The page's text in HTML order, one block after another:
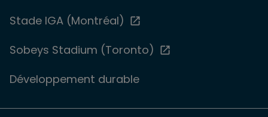
Stade IGA (Montréal)
Sobeys Stadium (Toronto)
Développement durable